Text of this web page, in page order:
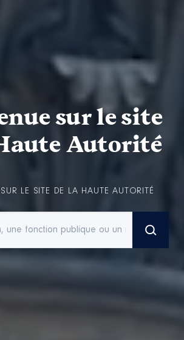
sur le site
Autorité
LE SITE DE LA HAUTE AUTORITÉ